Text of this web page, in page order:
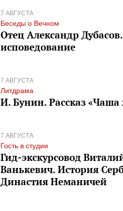
7 АВГУСТА
Беседы о Вечном
Отец Александр
исповедование
7 АВГУСТА
Литдрама
И. Бунин. Рассказ
7 АВГУСТА
Гость в студии
Гид-экскурсовод
Ванькевич. История
Династия Неманичей